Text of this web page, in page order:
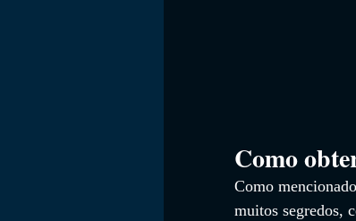
Como
Como
muitos segredos,